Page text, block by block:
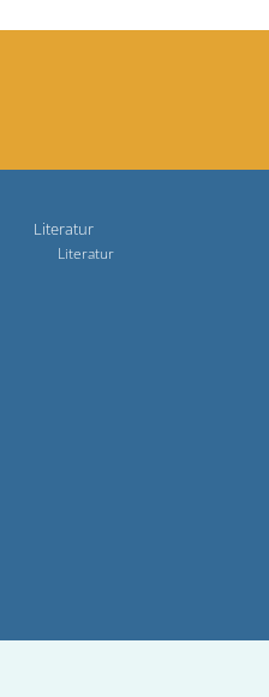
Literatur
Literatur